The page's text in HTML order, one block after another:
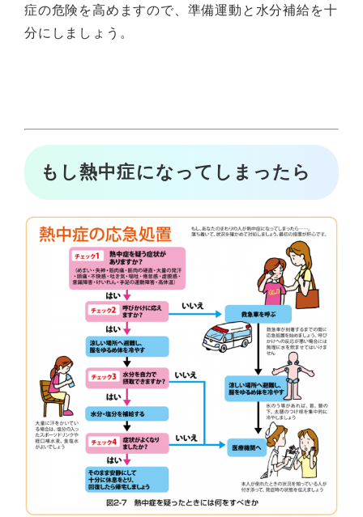
症の危険を高めますので、準備運動と水分補給を十
分にしましょう。
もし熱中症になってしまったら